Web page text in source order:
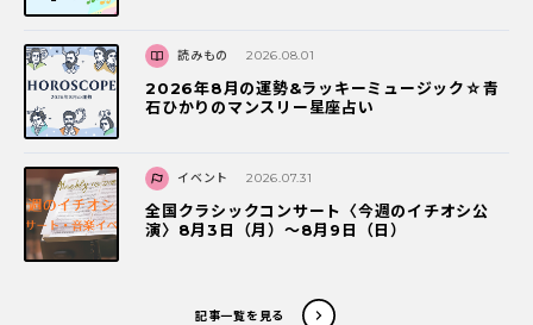
読みもの 2026.08.01
2026年8月の運勢&ラッキーミュージック☆青
石ひかりのマンスリー星座占い
イベント 2026.07.31
全国クラシックコンサート〈今週のイチオシ公
演〉8月3日（月）～8月9日（日）
記事一覧を見る